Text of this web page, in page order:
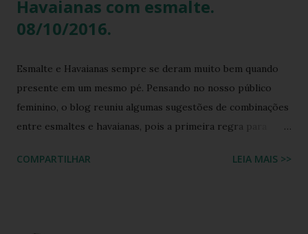
Havaianas com esmalte.
08/10/2016.
Esmalte e Havaianas sempre se deram muito bem quando
presente em um mesmo pé. Pensando no nosso público
feminino, o blog reuniu algumas sugestões de combinações
entre esmaltes e havaianas, pois a primeira regra para
BUSCA PERSONALIZADA NOS ACERVOS DO BLOG
COMPARTILHAR LEIA MAIS >>